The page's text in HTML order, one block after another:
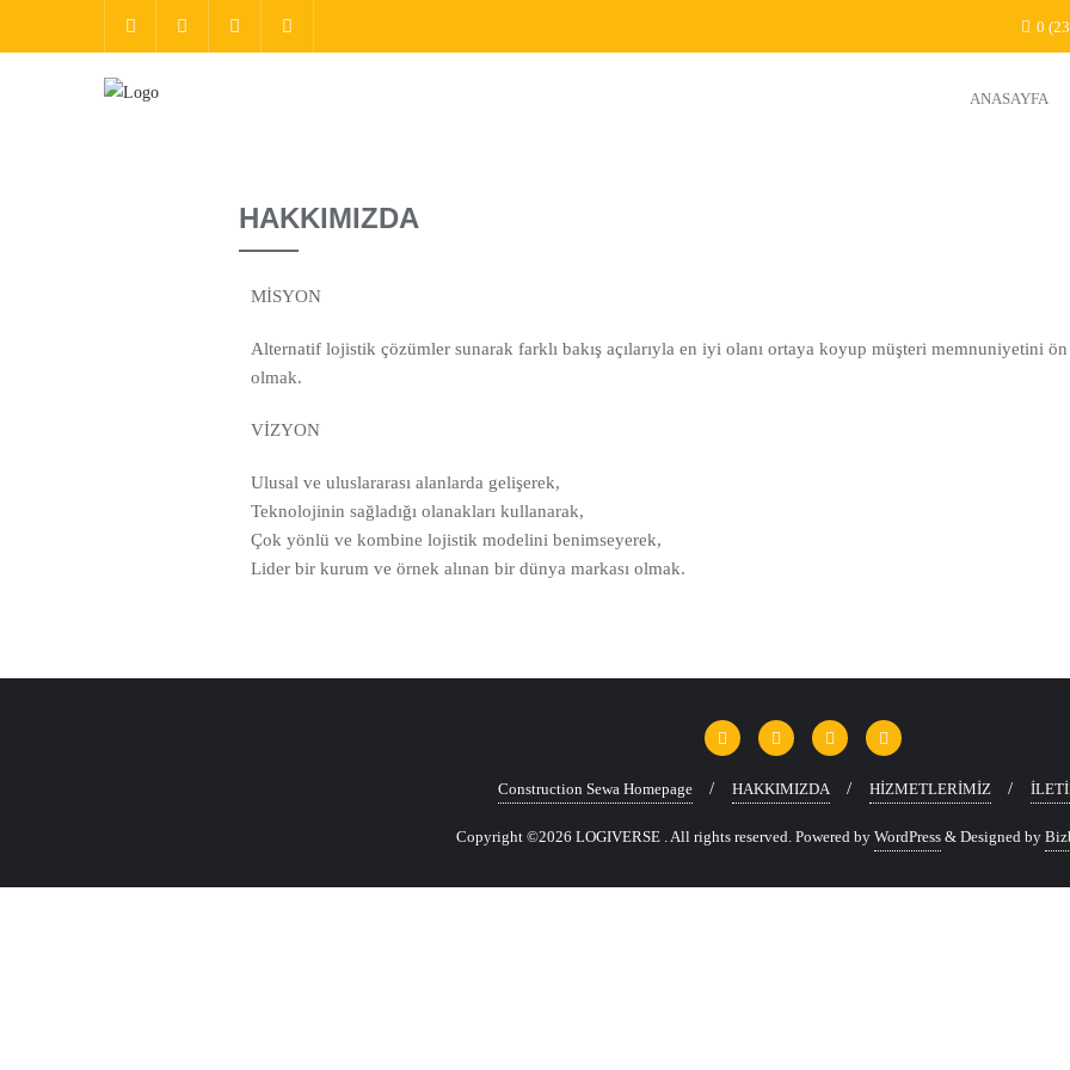
0
ANASAYFA
HAKKIMIZDA
MİSYON
Alternatif lojistik çözümler sunarak farklı bakış açılarıyla en iyi olanı ortaya koyup müşteri memnuniyetini
olmak.
VİZYON
Ulusal ve uluslararası alanlarda gelişerek,
Teknolojinin sağladığı olanakları kullanarak,
Çok yönlü ve kombine lojistik modelini benimseyerek,
Lider bir kurum ve örnek alınan bir dünya markası olmak.
Construction Sewa Homepage HAKKIMIZDA HİZMETLERİMİZ
Copyright ©2026 LOGIVERSE . All rights reserved. Powered by WordPress & Designed by